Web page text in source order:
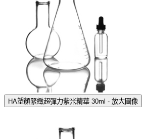
HA塑顏緊緻超彈力紫米精華 30ml - 放大圖像